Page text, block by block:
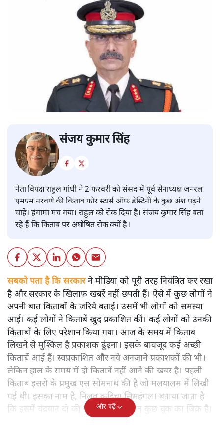
संजय कुमार सिंह
नेता विपक्ष राहुल गांधी ने 2 फरवरी को संसद में पूर्व सेनाध्यक्ष जनरल
एमएम नरवणे की किताब फोर स्टार्स ऑफ डेस्टिनी के कुछ अंश पढ़ने
चाहे। हंगामा मच गया। राहुल को रोक दिया है। संजय कुमार सिंह बता
रहे हैं कि किताब पर अघोषित रोक क्यों है।
सबको पता है कि सरकारने मीडिया को पूरी तरह नियंत्रित कर रखा
है और सरकार के खिलाफ खबरें नहीं छपती हैं। ऐसे में कुछ लोगों ने
अपनी बात किताबों के जरिये बताई। उसमें भी लोगों को समस्या
आई। कई लोगों ने किताबें खुद प्रकाशित कीं। कई लोगों को उनकी
किताबों के लिए परेशान किया गया। आज के समय में किताब
लिखने से मुश्किल है प्रकाशक ढूंढ़ना। इसके बावजूद कई अच्छी
किताबें आई हैं। स्वप्रकाशित और नये अनजाने प्रकाशकों की भी।
लेकिन हाल के समय में दो किताबें नहीं आने की खबर है। पहली
किताब इसरो के प्रमुख एस सोमनाथ की है जो मलयालम में लिखी
गई थी। इसका नाम है, निलवु कुडिचा सिमहंगल। बताया जाता है
कि इसमें चंद्रयान दो की नाकामी से संबंधित कुछ चूक का जिक्र है।
और पढ़ें